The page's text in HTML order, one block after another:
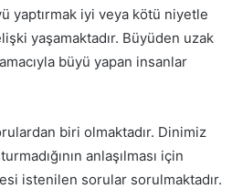
yaptırmak iyi veya kötü niyetle
yaşamaktadır. Büyüden uzak
büyü yapan insanlar
biri olmaktadır. Dinimiz
anlaşılması için
istenilen sorular sorulmaktadır.